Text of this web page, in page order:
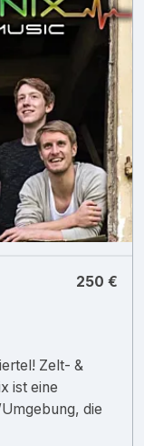
250 €
Zelt- &
ist eine
die